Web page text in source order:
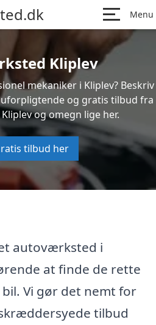
Menu
Kliplev
mekaniker i Kliplev? Beskriv
og gratis tilbud fra
og omegn lige her.
tilbud her
autoværksted i
at finde de rette
Vi gør det nemt for
tilbud